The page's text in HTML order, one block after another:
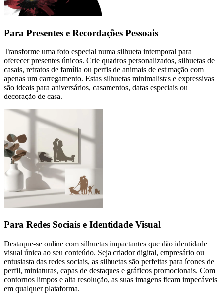
Para Presentes e Recordações Pessoais
Transforme uma foto especial numa silhueta intemporal para
oferecer presentes únicos. Crie quadros personalizados, silhuetas de
casais, retratos de família ou perfis de animais de estimação com
apenas um carregamento. Estas silhuetas minimalistas e expressivas
são ideais para aniversários, casamentos, datas especiais ou
decoração de casa.
Para Redes Sociais e Identidade Visual
Destaque-se online com silhuetas impactantes que dão identidade
visual única ao seu conteúdo. Seja criador digital, empresário ou
entusiasta das redes sociais, as silhuetas são perfeitas para ícones de
perfil, miniaturas, capas de destaques e gráficos promocionais. Com
contornos limpos e alta resolução, as suas imagens ficam impecáveis
em qualquer plataforma.